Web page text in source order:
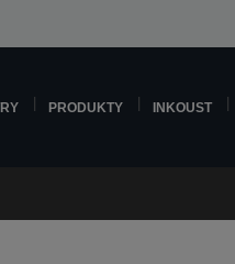
PRODUKTY INKOUST